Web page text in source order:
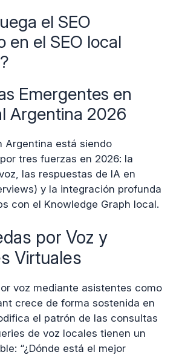
el SEO
en el SEO local
Emergentes en
Argentina 2026
Argentina está siendo
tres fuerzas en 2026: la
las respuestas de IA en
y la integración profunda
con el Knowledge Graph local.
por Voz y
Virtuales
voz mediante asistentes como
crece de forma sostenida en
el patrón de las consultas
de voz locales tienen un
“¿Dónde está el mejor